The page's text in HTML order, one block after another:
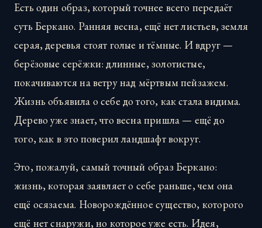
Есть один образ, который точнее всего передаёт
суть Беркано. Ранняя весна, ещё нет листьев, земля
серая, деревья стоят голые и тёмные. И вдруг —
берёзовые серёжки: длинные, золотистые,
покачиваются на ветру над мёртвым пейзажем.
Жизнь объявила о себе до того, как стала видима.
Дерево уже знает, что весна пришла — ещё до
того, как в это поверил ландшафт вокруг.
Это, пожалуй, самый точный образ Беркано:
жизнь, которая заявляет о себе раньше, чем она
ещё осязаема. Новорождённое существо, которого
ещё нет снаружи, но которое уже есть. Идея,